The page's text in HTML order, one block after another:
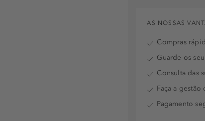
AS NOSSAS
Compras
Guarde os
Consulta das
Faça a gestão
Pagamento